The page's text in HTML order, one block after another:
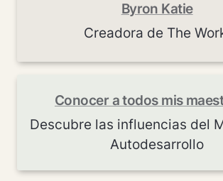
Byron Katie
Creadora de The
Conocer a todos mis
Descubre las influencias del
Autodesarrollo